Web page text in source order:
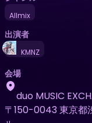
Allmix
出演者
KMNZ
会場
duo MUSIC
〒150-0043 東京都